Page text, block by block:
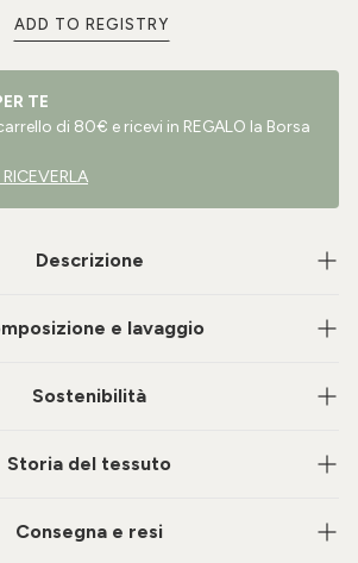
ADD TO REGISTRY
TE
di 80€ e ricevi in REGALO la Borsa
Descrizione
e lavaggio
Sostenibilità
Storia del tessuto
Consegna e resi